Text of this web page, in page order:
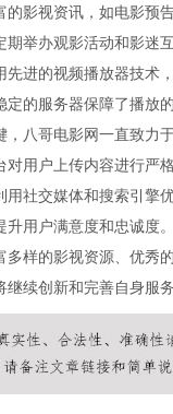
的影视资讯，如电影预
举办观影活动和影迷
先进的视频播放器技术
的服务器保障了播放
，八哥电影网一直致力
用户上传内容进行严
社交媒体和搜索引擎
升用户满意度和忠诚度
多样的影视资源、优秀
续创新和完善自身服